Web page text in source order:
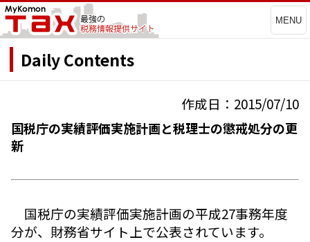
MENU
Daily Contents
作成日：2015/07/10
国税庁の実績評価実施計画と税理士の懲戒処分の更
新
国税庁の実績評価実施計画の平成27事務年度
分が、財務省サイト上で公表されています。